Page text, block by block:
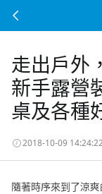
走出戶外
新手露營
桌及各種
2018-10-09
隨著時序來到了涼